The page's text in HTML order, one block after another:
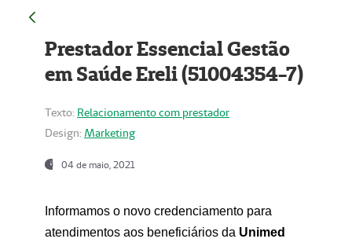
Prestador Essencial Gestão
em Saúde Ereli (51004354-7)
Texto: Relacionamento com prestador
Design: Marketing
04 de maio, 2021
Informamos o novo credenciamento para
atendimentos aos beneficiários da Unimed